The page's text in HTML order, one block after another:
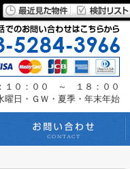
１０：００ ～ １８：００
曜日・ＧＷ・夏季・年末年始